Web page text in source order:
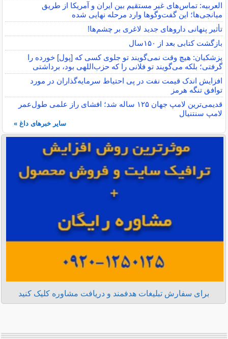
العربیه: تماس‌های غیر مستقیم بین ایران و آمریکا از طریق
میانجی‌ها؛ این گفت‌و‌گو‌ها وارد مرحله نهایی شده
تأثیر پنهانی داروهای جدید لاغری بر چشم‌ها!
بازگشت کتابی بعد از ۱۵۰سال
پزشکیان: هیچ وقت نمی‌گویند تو جلوی کسی که [پول] خورده را
گرفتی؛ بلکه می‌گویند تو فلانی را که حزب‌اللهی بود، برداشتی
افزایش اندک قیمت نفت در پی احتیاط سرمایه‌گذاران در مورد
توافق تنگه هرمز
قدیمی‌ترین لامپ جهان ۱۲۵ ساله شد؛ افشای راز علمی طول‌عمر
لامپ سنتنیال
سایر خبرهای داغ »
برای سفارش تبلیغات هدفمند و دریافت مشاوره کلیک کنید